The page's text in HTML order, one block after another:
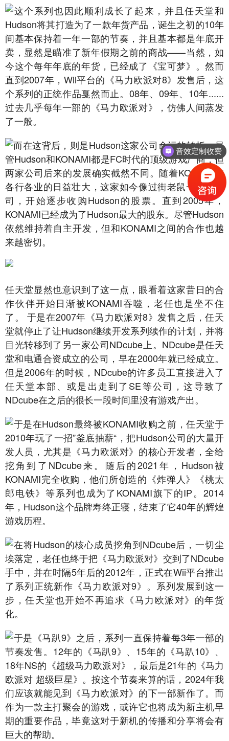
这个系列也因此顺利成长了起来，并且任天堂和
Hudson将其打造为了一款年货产品，诞生之初的10年
间基本保持着一年一部的节奏，并且基本都是年底开
卖，显然是瞄准了新年假期之前的商战——当然，如
今这个每年年底的年货，已经成了《宝可梦》。然而
直到2007年，Wii平台的《马力欧派对8》发售后，这
个系列的正统作品戛然而止。08年、09年、10年......
过去几乎每年一部的《马力欧派对》，仿佛人间蒸发
了一般。
而在这背后，则是Hudson这家公司命运的转折。尽
管Hudson和KONAMI都是FC时代的顶级游戏厂商，但
两家公司后来的发展确实截然不同。随着KONAMI在
各行各业的日益壮大，这家如今像过街老鼠一样的公
司，开始逐步收购Hudson的股票。直到2005年，
KONAMI已经成为了Hudson最大的股东。尽管Hudson
依然维持着自主开发，但和KONAMI之间的合作也越
来越密切。
任天堂显然也意识到了这一点，眼看着这家昔日的合
作伙伴开始日渐被KONAMI吞噬，老任也是坐不住
了。 于是在2007年《马力欧派对8》发售之后，任天
堂就停止了让Hudson继续开发系列续作的计划，并将
目光转移到了另一家公司NDcube上。NDcube是任天
堂和电通合资成立的公司，早在2000年就已经成立。
但是2006年的时候，NDcube的许多员工直接进入了
任天堂本部、或是出走到了SE等公司，这导致了
NDcube在之后的很长一段时间里没有游戏产出。
于是在Hudson最终被KONAMI收购之前，任天堂于
2010年玩了一招”釜底抽薪“，把Hudson公司的大量开
发人员，尤其是《马力欧派对》的核心开发者，全给
挖角到了NDcube来。随后的2021年，Hudson被
KONAMI完全收购，他们所创造的《炸弹人》《桃太
郎电铁》等系列也成为了KONAMI旗下的IP。2014
年，Hudson这个品牌寿终正寝，结束了它40年的辉煌
游戏历程。
在将Hudson的核心成员挖角到NDcube后，一切尘
埃落定，老任也终于把《马力欧派对》交到了NDcube
手中，并在时隔5年后的2012年，正式在Wii平台推出
了系列正统新作《马力欧派对9》。系列发展到这一
步，任天堂也开始不再追求《马力欧派对》的年货
化。
于是《马趴9》之后，系列一直保持着每3年一部的
节奏发售。12年的《马趴9》、15年的《马趴10》、
18年NS的《超级马力欧派对》，最后是21年的《马力
欧派对 超级巨星》。按这个节奏来算的话，2024年我
们应该就能见到《马力欧派对》的下一部新作了。而
作为一款主打聚会的游戏，或许它也将成为新主机早
期的重要作品，毕竟这对于新机的传播和分享将会有
巨大的帮助。
音效定制收费